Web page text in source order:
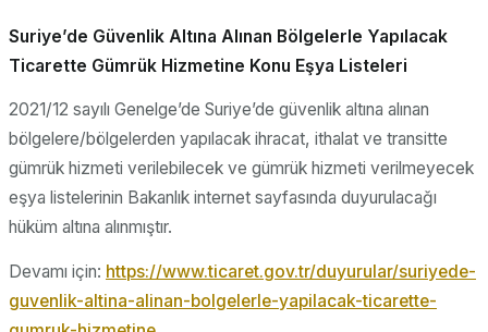
Suriye’de Güvenlik Altına Alınan Bölgelerle Yapılacak
Ticarette Gümrük Hizmetine Konu Eşya Listeleri
2021/12 sayılı Genelge’de Suriye’de güvenlik altına alınan
bölgelere/bölgelerden yapılacak ihracat, ithalat ve transitte
gümrük hizmeti verilebilecek ve gümrük hizmeti verilmeyecek
eşya listelerinin Bakanlık internet sayfasında duyurulacağı
hüküm altına alınmıştır.
Devamı için: https://www.ticaret.gov.tr/duyurular/suriyede-
guvenlik-altina-alinan-bolgelerle-yapilacak-ticarette-